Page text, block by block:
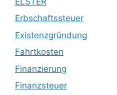
Erbschaftssteuer
Existenzgründung
Fahrtkosten
Finanzierung
Finanzsteuer